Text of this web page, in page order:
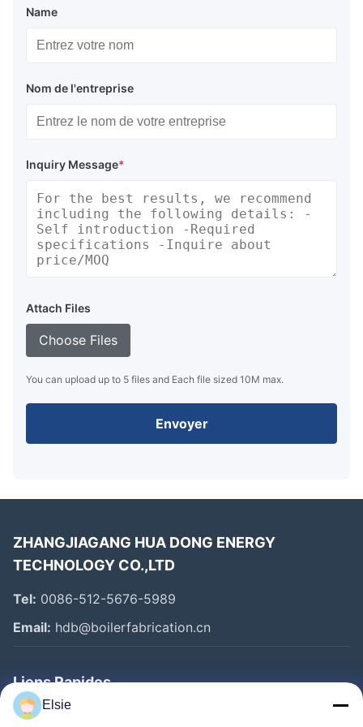
Name
Nom de l'entreprise
Inquiry Message*
Attach Files
Choose Files
You can upload up to 5 files and Each file sized 10M max.
Envoyer
ZHANGJIAGANG HUA DONG ENERGY
TECHNOLOGY CO.,LTD
Tel: 0086-512-5676-5989
Email: hdb@boilerfabrication.cn
Liens Rapides
Maison
Elsie